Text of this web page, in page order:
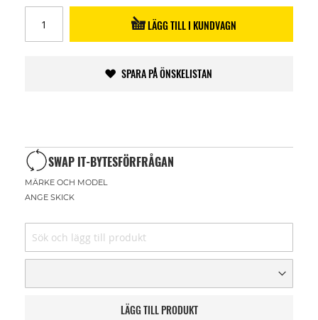
LÄGG TILL I KUNDVAGN
SPARA PÅ ÖNSKELISTAN
SWAP IT-BYTESFÖRFRÅGAN
MÄRKE OCH MODEL
ANGE SKICK
LÄGG TILL PRODUKT